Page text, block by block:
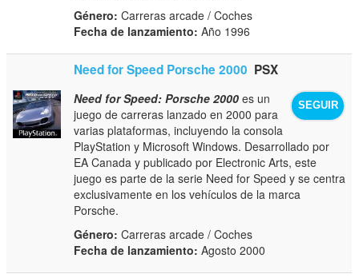
Género: Carreras arcade / Coches
Fecha de lanzamiento: Año 1996
Need for Speed Porsche 2000 PSX
SEGUIR
Need for Speed: Porsche 2000 es un
juego de carreras lanzado en 2000 para
varias plataformas, incluyendo la consola
PlayStation y Microsoft Windows. Desarrollado por
EA Canada y publicado por Electronic Arts, este
juego es parte de la serie Need for Speed y se centra
exclusivamente en los vehículos de la marca
Porsche.
Género: Carreras arcade / Coches
Fecha de lanzamiento: Agosto 2000